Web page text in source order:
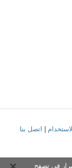
اتصل بنا
في تصفح